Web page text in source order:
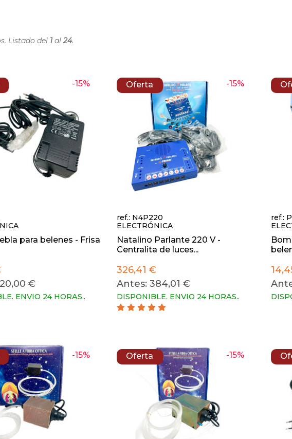
Listado del 1 al 24.
-15%
para belenes - Frisa
€
ENVIO 24 HORAS..
-15%
Oferta
ref.: N4P220
ELECTRÓNICA
Natalino Parlante 220 V -
Centralita de luces...
326,41 €
Antes: 384,01 €
DISPONIBLE. ENVIO 24 HORAS..
ref.:
-15% -15%
Oferta